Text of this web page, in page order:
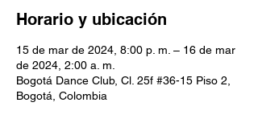
Horario y ubicación
15 de mar de 2024, 8:00 p. m. – 16 de mar
de 2024, 2:00 a. m.
Bogotá Dance Club, Cl. 25f #36-15 Piso 2,
Bogotá, Colombia